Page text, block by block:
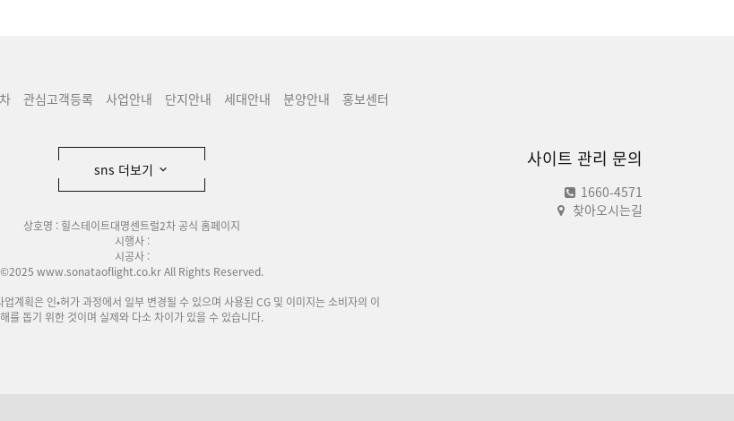
관심고객등록 사업안내 단지안내 세대안내 분양안내 홍보센터
사이트 관리 문의
1660-4571
찾아오시는길
sns 더보기
상호명 : 힐스테이트대명센트럴2차 공식 홈페이지
시행사 :
시공사 :
©2025 www.sonataoflight.co.kr All Rights Reserved.
계획은 인•허가 과정에서 일부 변경될 수 있으며 사용된 CG 및 이미지는 소비자의 이
해를 돕기 위한 것이며 실제와 다소 차이가 있을 수 있습니다.